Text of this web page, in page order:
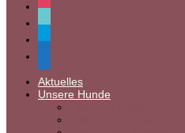
Aktuelles
Unsere Hunde